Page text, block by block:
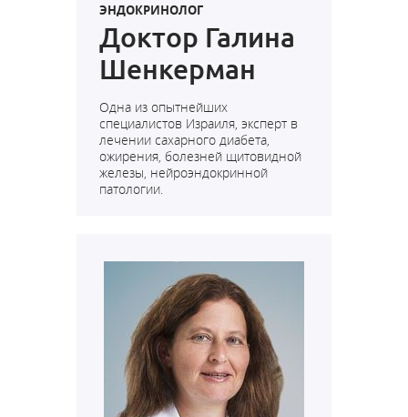
ЭНДОКРИНОЛОГ
Доктор Галина
Шенкерман
Одна из опытнейших
специалистов Израиля, эксперт в
лечении сахарного диабета,
ожирения, болезней щитовидной
железы, нейроэндокринной
патологии.